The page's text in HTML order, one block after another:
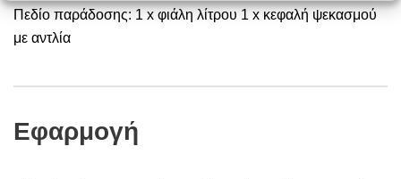
Πεδίο παράδοσης: 1 x φιάλη λίτρου 1 x κεφαλή ψεκασμού
με αντλία
Εφαρμογή